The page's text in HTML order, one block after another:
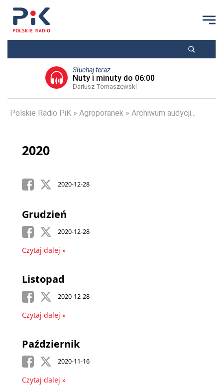
Słuchaj teraz
Nuty i minuty do 06:00
Dariusz Tomaszewski
Polskie Radio PiK Agroporanek Archiwum audycji...
2020
2020-12-28
Grudzień
2020-12-28
Czytaj dalej »
Listopad
2020-12-28
Czytaj dalej »
Październik
2020-11-16
Czytaj dalej »